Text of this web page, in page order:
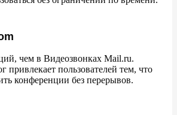
чем в Видеозвонках Mail.ru.
привлекает пользователей тем, что
конференции без перерывов.